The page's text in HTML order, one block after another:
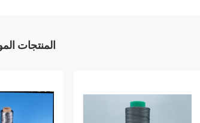
المنتجات